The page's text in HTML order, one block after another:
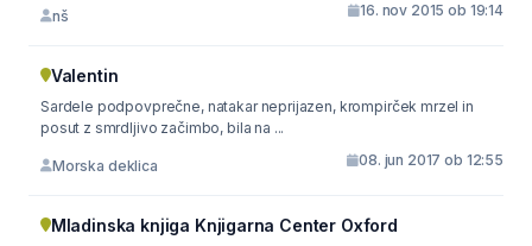
nš 16. nov 2015 ob 19:14
Valentin
Sardele podpovprečne, natakar neprijazen, krompirček mrzel in
posut z smrdljivo začimbo, bila na ...
Morska deklica 08. jun 2017 ob 12:55
Mladinska knjiga Knjigarna Center Oxford